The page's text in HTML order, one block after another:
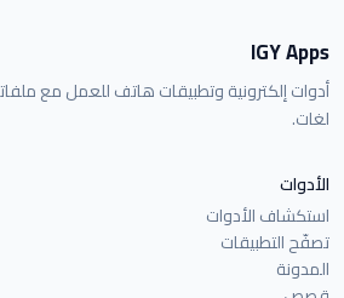
IGY Apps
أدوات إلكترونية وتطبيقات هاتف للعمل مع
لغات.
الأدوات
استكشاف الأدوات
تصفّح التطبيقات
المدونة